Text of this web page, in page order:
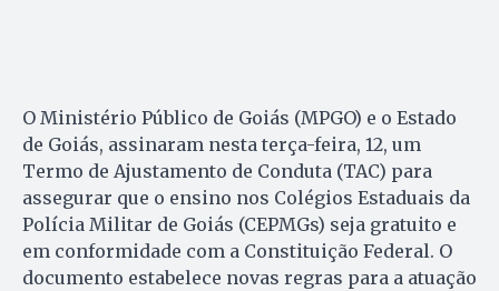
O Ministério Público de Goiás (MPGO) e o Estado
de Goiás, assinaram nesta terça-feira, 12, um
Termo de Ajustamento de Conduta (TAC) para
assegurar que o ensino nos Colégios Estaduais da
Polícia Militar de Goiás (CEPMGs) seja gratuito e
em conformidade com a Constituição Federal. O
documento estabelece novas regras para a atuação